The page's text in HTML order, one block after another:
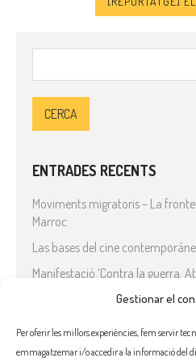
Gestionar el
Per oferir les millors experiències, fem servir
emmagatzemar i/o accedir a la informació del
ENTRADES RECENTS
Moviments migratoris – La
Marroc
Las bases del cine
Manifestació ‘Contra la guerra.
En solidaritat amb el Líban
Què està passant a l’Iran?